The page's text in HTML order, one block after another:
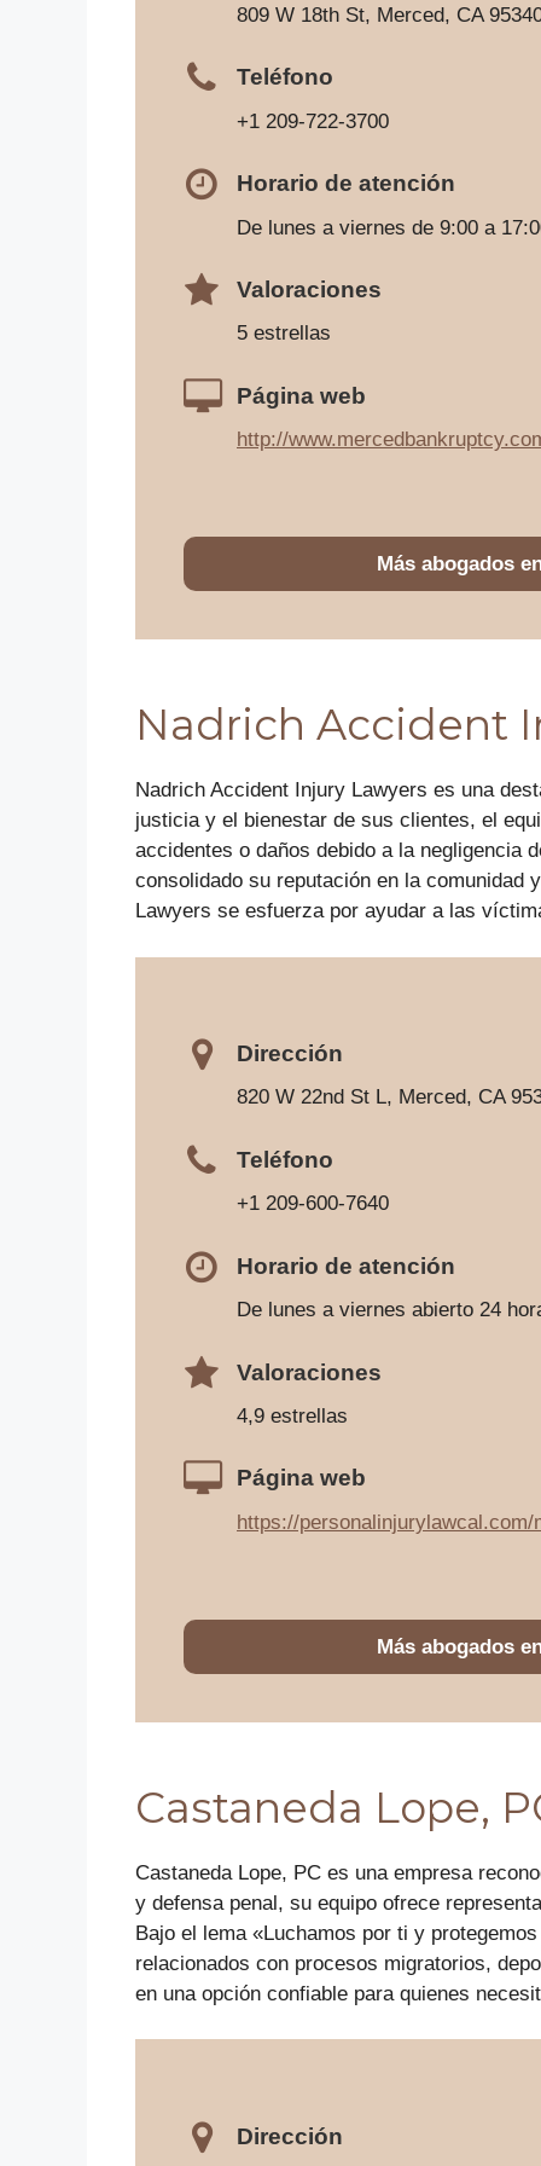
809 W 18th St, Merced, CA
Teléfono
+1 209-722-3700
Horario de atención
De lunes a viernes de 9:00 a
Valoraciones
5 estrellas
Página web
http://
Más abogados
Nadrich Accident
Nadrich Accident Injury Lawyers es una
justicia y el bienestar de sus clientes, el
accidentes o daños debido a la negligencia
consolidado su reputación en la comunidad
Lawyers se esfuerza por ayudar a las
Dirección
820 W 22nd St L, Merced, CA
Teléfono
+1 209-600-7640
Horario de atención
De lunes a viernes abierto 24
Valoraciones
4,9 estrellas
Página web
https://personalinjurylawcal.com/
Más abogados
Castaneda Lope,
Castaneda Lope, PC es una empresa
y defensa penal, su equipo ofrece
Bajo el lema «Luchamos por ti y
relacionados con procesos migratorios,
en una opción confiable para quienes
Dirección